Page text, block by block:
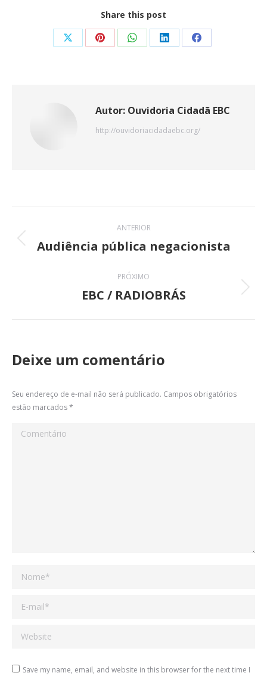
Share this post
Share Share Share Share Share
Autor: Ouvidoria Cidadã EBC
http://ouvidoriacidadaebc.org/
Navegação
de
ANTERIOR
Post
Audiência pública negacionista
PRÓXIMO
Próximo
EBC / RADIOBRÁS
Deixe um comentário
Seu endereço de e-mail não será publicado. Campos obrigatórios
estão marcados*
Comentário
Nome *
E-mail *
Website
Save my name, email, and website in this browser for the next time I